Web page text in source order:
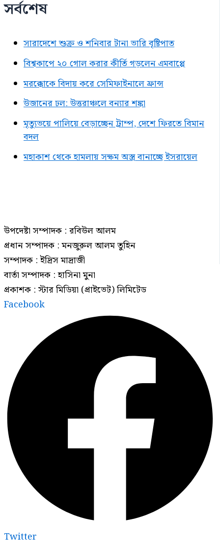
সর্বশেষ
সারাদেশে শুক্র ও শনিবার টানা ভারি বৃষ্টিপাত
বিশ্বকাপে ২০ গোল করার কীর্তি গড়লেন এমবাপ্পে
মরক্কোকে বিদায় করে সেমিফাইনালে ফ্রান্স
উজানের ঢল: উত্তরাঞ্চলে বন্যার শঙ্কা
মৃত্যুভয়ে পালিয়ে বেড়াচ্ছেন ট্রাম্প, দেশে ফিরতে বিমান
বদল
মহাকাশ থেকে হামলায় সক্ষম অস্ত্র বানাচ্ছে ইসরায়েল
উপদেষ্টা সম্পাদক : রবিউল আলম
প্রধান সম্পাদক : মনজুরুল আলম তুহিন
সম্পাদক : ইদ্রিস মাদ্রাজী
বার্তা সম্পাদক : হাসিনা মুনা
প্রকাশক : স্টার মিডিয়া (প্রাইভেট) লিমিটেড
Facebook
Twitter